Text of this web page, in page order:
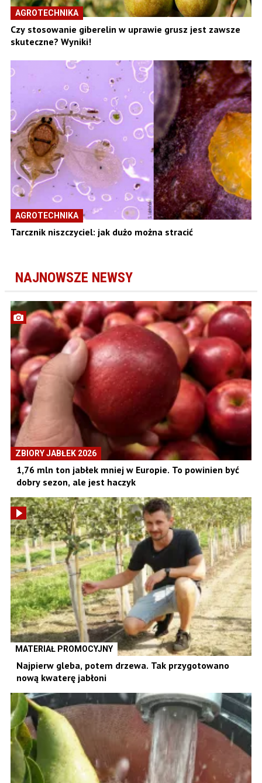
AGROTECHNIKA
Czy stosowanie giberelin w uprawie grusz jest zawsze
skuteczne? Wyniki!
AGROTECHNIKA
Tarcznik niszczyciel: jak dużo można stracić
NAJNOWSZE NEWSY
ZBIORY JABŁEK 2026
1,76 mln ton jabłek mniej w Europie. To powinien być
dobry sezon, ale jest haczyk
MATERIAŁ PROMOCYJNY
Najpierw gleba, potem drzewa. Tak przygotowano
nową kwaterę jabłoni